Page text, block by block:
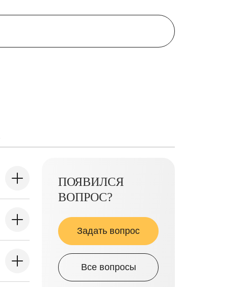
ПОЯВИЛСЯ
ВОПРОС?
Задать вопрос
Все вопросы